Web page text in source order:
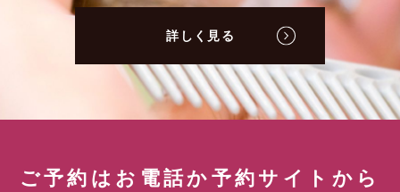
詳しく見る
ご予約はお電話か予約サイトから